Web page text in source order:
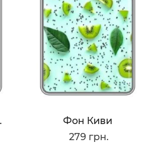
Фон Киви
279 грн.